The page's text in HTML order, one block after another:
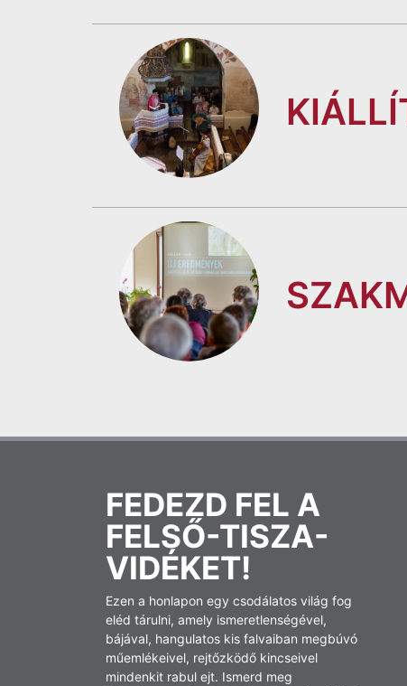
FEDEZD FEL A
FELSŐ-TISZA-
VIDÉKET!
Ezen a honlapon egy csodálatos világ fog
eléd tárulni, amely ismeretlenségével,
bájával, hangulatos kis falvaiban megbúvó
műemlékeivel, rejtőzködő kincseivel
mindenkit rabul ejt. Ismerd meg